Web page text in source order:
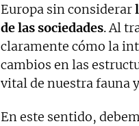
Europa sin considerar
de las sociedades. Al
claramente cómo la
cambios en las
vital de nuestra fauna
En este sentido,